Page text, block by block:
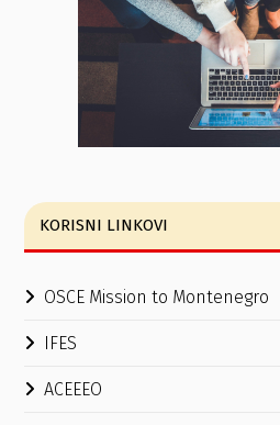
KORISNI LINKOVI
OSCE Mission to Montenegro
IFES
ACEEEO